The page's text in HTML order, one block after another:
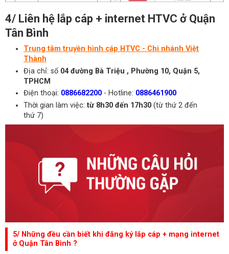
4/ Liên hệ lắp cáp + internet HTVC ở Quận
Tân Bình
Trung tâm truyền hình cáp HTVC - Chi nhánh Việt
Thành
Địa chỉ: số 04 đường Bà Triệu , Phường 10, Quận 5,
TPHCM
Điện thoại: 0886682200 - Hotline: 0886461900
Thời gian làm việc: từ 8h30 đến 17h30 (từ thứ 2 đến
thứ 7)
5/ Những đều cần biết khi đăng ký lắp cáp + mạng internet
ở Quận Tân Bình ?